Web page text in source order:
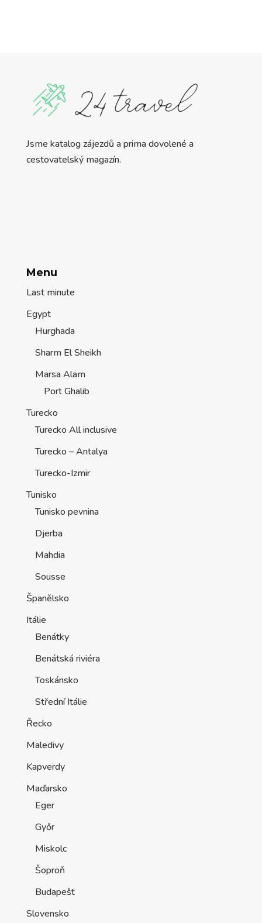
Jsme katalog zájezdů a prima dovolené a
cestovatelský magazín.
Menu
Last minute
Egypt
Hurghada
Sharm El Sheikh
Marsa Alam
Port Ghalib
Turecko
Turecko All inclusive
Turecko – Antalya
Turecko-Izmir
Tunisko
Tunisko pevnina
Djerba
Mahdia
Sousse
Španělsko
Itálie
Benátky
Benátská riviéra
Toskánsko
Střední Itálie
Řecko
Maledivy
Kapverdy
Maďarsko
Eger
Győr
Miskolc
Šoproň
Budapešť
Slovensko